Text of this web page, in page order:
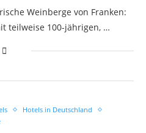
Weinberge von Franken:
teilweise 100-jährigen, …
Hotels in Deutschland